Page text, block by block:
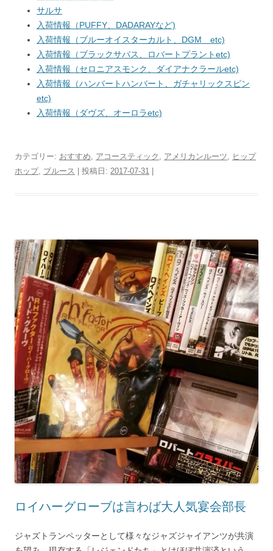
サルサ
入荷情報（PUFFY、DADARAYなど)
入荷情報（ブルーオイスターカルト、DGM etc)
入荷情報（ブラックサバス、ロバートプラントetc)
入荷情報（セロニアスモンク、ダイアナクラールetc)
入荷情報（ハンバートハンバート、ガチャリックスピン
etc)
入荷情報（ダヴズ、オーロラetc)
カテゴリー: おすすめ アコースティック アメリカンルーツ
ヒップ
ホップ, ブルース | 投稿日: 2017-07-31
ロイハーグローブは言わば大人気宴会部長
ジャズトランペッターとして様々なジャズジャイアンツが共演